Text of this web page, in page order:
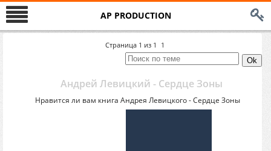
AP PRODUCTION
Страница 1 из 1 1
Андрей Левицкий - Сердце Зоны
Нравится ли вам книга Андрея Левицкого - Сердце Зоны